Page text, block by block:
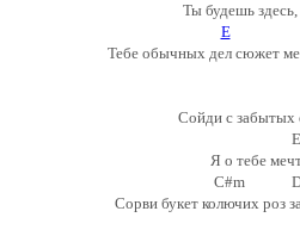
Ты будешь
E
Тебе обычных дел сюжет
Сойди с забытых
E
Я о тебе
C#m
Сорви букет колючих роз